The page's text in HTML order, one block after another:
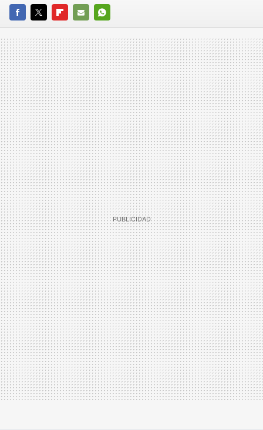
FACEBOOK
TWITTERFLIPBOARD
E-
MAIL
WHATSAPP